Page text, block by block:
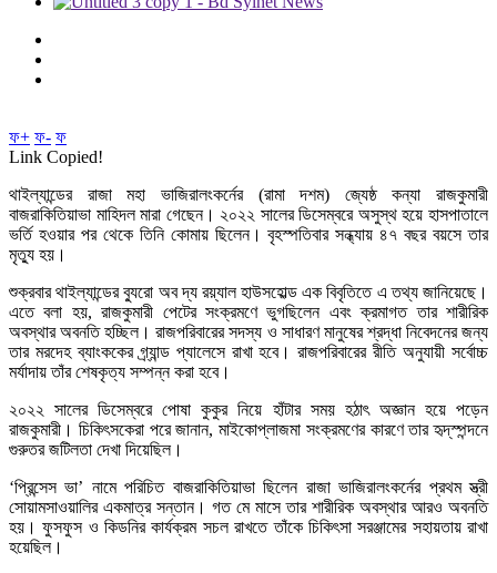
ফ+ ফ- ফ
Link Copied!
থাইল্যান্ডের রাজা মহা ভাজিরালংকর্নের (রামা দশম) জ্যেষ্ঠ কন্যা রাজকুমারী
বাজরাকিতিয়াভা মাহিদল মারা গেছেন। ২০২২ সালের ডিসেম্বরে অসুস্থ হয়ে হাসপাতালে
ভর্তি হওয়ার পর থেকে তিনি কোমায় ছিলেন। বৃহস্পতিবার সন্ধ্যায় ৪৭ বছর বয়সে তার
মৃত্যু হয়।
শুক্রবার থাইল্যান্ডের ব্যুরো অব দ্য রয়্যাল হাউসহোল্ড এক বিবৃতিতে এ তথ্য জানিয়েছে।
এতে বলা হয়, রাজকুমারী পেটের সংক্রমণে ভুগছিলেন এবং ক্রমাগত তার শারীরিক
অবস্থার অবনতি হচ্ছিল। রাজপরিবারের সদস্য ও সাধারণ মানুষের শ্রদ্ধা নিবেদনের জন্য
তার মরদেহ ব্যাংককের গ্র্যান্ড প্যালেসে রাখা হবে। রাজপরিবারের রীতি অনুযায়ী সর্বোচ্চ
মর্যাদায় তাঁর শেষকৃত্য সম্পন্ন করা হবে।
২০২২ সালের ডিসেম্বরে পোষা কুকুর নিয়ে হাঁটার সময় হঠাৎ অজ্ঞান হয়ে পড়েন
রাজকুমারী। চিকিৎসকেরা পরে জানান, মাইকোপ্লাজমা সংক্রমণের কারণে তার হৃদ্‌স্পন্দনে
গুরুতর জটিলতা দেখা দিয়েছিল।
‘প্রিন্সেস ভা’ নামে পরিচিত বাজরাকিতিয়াভা ছিলেন রাজা ভাজিরালংকর্নের প্রথম স্ত্রী
সোয়ামসাওয়ালির একমাত্র সন্তান। গত মে মাসে তার শারীরিক অবস্থার আরও অবনতি
হয়। ফুসফুস ও কিডনির কার্যক্রম সচল রাখতে তাঁকে চিকিৎসা সরঞ্জামের সহায়তায় রাখা
হয়েছিল।